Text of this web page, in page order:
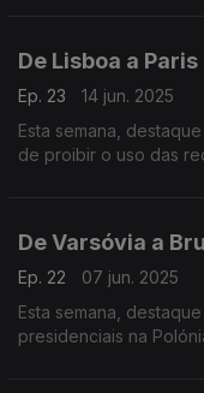
De Lisboa a Paris
Ep. 23
14 jun. 2025
Esta semana,
de proibir o uso das
De Varsóvia a
Ep. 22
07 jun. 2025
Esta semana,
presidenciais na